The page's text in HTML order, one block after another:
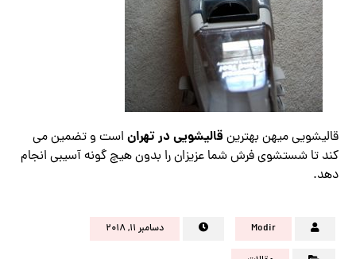
قالیشویی میهن بهترین قالیشویی در تهران است و تضمین می
کند تا شستشوی فرش شما عزیزان را بدون هیچ گونه آسیبی انجام
دهد.
Modir دسامبر ۱۱, ۲۰۱۸